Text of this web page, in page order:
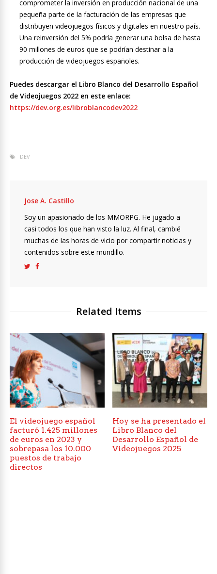
comprometer la inversión en producción nacional de una
pequeña parte de la facturación de las empresas que
distribuyen videojuegos físicos y digitales en nuestro país.
Una reinversión del 5% podría generar una bolsa de hasta
90 millones de euros que se podrían destinar a la
producción de videojuegos españoles.
Puedes descargar el Libro Blanco del Desarrollo Español
de Videojuegos 2022 en este enlace:
https://dev.org.es/libroblancodev2022
DEV
Jose A. Castillo
Soy un apasionado de los MMORPG. He jugado a
casi todos los que han visto la luz. Al final, cambié
muchas de las horas de vicio por compartir noticias y
contenidos sobre este mundillo.
Related Items
El videojuego español
facturó 1.425 millones
de euros en 2023 y
sobrepasa los 10.000
puestos de trabajo
directos
Hoy se ha presentado el
Libro Blanco del
Desarrollo Español de
Videojuegos 2025